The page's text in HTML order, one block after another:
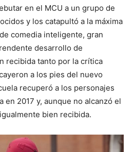
en el MCU a un grupo de
y los catapultó a la máxima
comedia inteligente, gran
desarrollo de
recibida tanto por la crítica
a los pies del nuevo
recuperó a los personajes
en 2017 y, aunque no alcanzó el
bien recibida.